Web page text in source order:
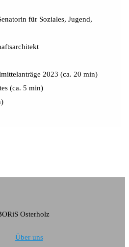
für Soziales, Jugend,
2023 (ca. 20 min)
(ca. 5 min)
Über uns